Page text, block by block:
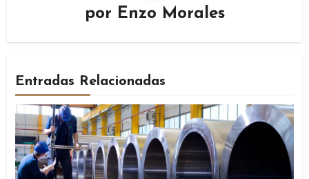
por Enzo Morales
Entradas Relacionadas